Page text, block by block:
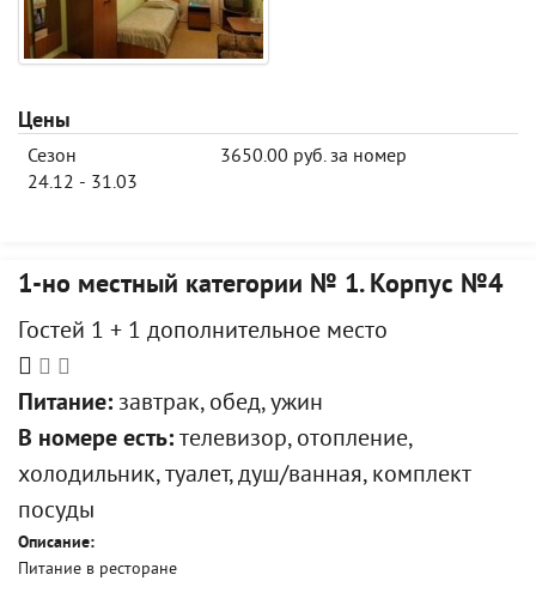
Цены
Сезон
24.12 - 31.03
3650.00 руб. за номер
1-но местный категории № 1. Корпус №4
Гостей 1 + 1 дополнительное место
Питание: завтрак, обед, ужин
В номере есть: телевизор, отопление,
холодильник, туалет, душ/ванная, комплект
посуды
Описание:
Питание в ресторане